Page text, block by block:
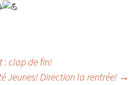
: clap de fin!
Jeunes! Direction la rentrée! →